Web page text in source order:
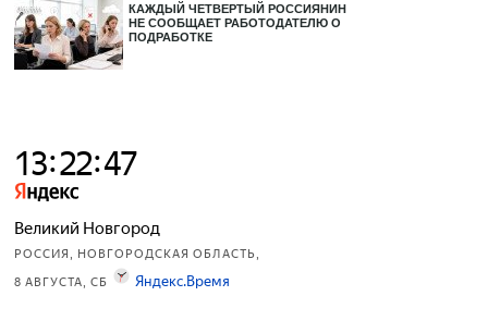
КАЖДЫЙ ЧЕТВЕРТЫЙ РОССИЯНИН
НЕ СООБЩАЕТ РАБОТОДАТЕЛЮ О
ПОДРАБОТКЕ